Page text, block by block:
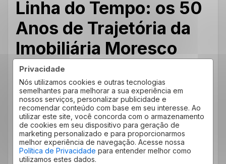
Privacidade
Nós utilizamos cookies e outras tecnologias
semelhantes para melhorar a sua experiência em
nossos serviços, personalizar publicidade e
recomendar conteúdo com base em seu interesse. Ao
utilizar este site, você concorda com o armazenamento
de cookies em seu dispositivo para geração de
marketing personalizado e para proporcionarmos
melhor experiência de navegação. Acesse nossa
Política de Privacidade para entender melhor como
utilizamos estes dados.
Linha do Tempo: os 50
Anos de Trajetória da
Imobiliária Moresco
Desde o início modesto com Livino trabalhando
como corretor, até o crescimento da equipe
com a chegada de Ellen e dos filhos ao longo
das décadas, a Moresco evoluiu
constantemente ao longo desses 50 anos.
A trajetória incluiu momentos de superação: a
crise do Plano Real, a dor da perda de sua
matriarca em 2006 e a resiliência durante a